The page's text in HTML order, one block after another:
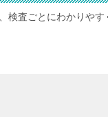
検査ごとにわかりやす